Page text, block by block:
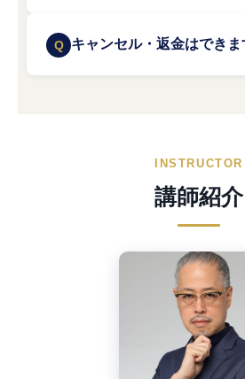
キャンセル・返金はできま
INSTRUCTOR
講師紹介